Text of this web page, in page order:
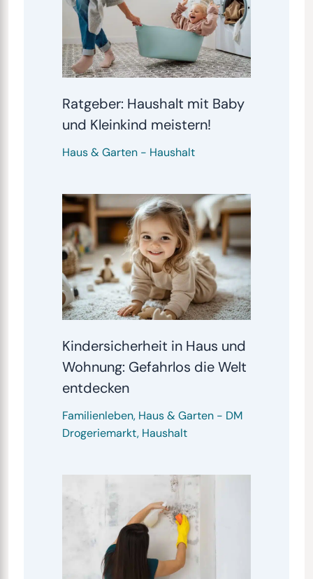
Ratgeber: Haushalt mit Baby
und Kleinkind meistern!
Haus & Garten- Haushalt
Kindersicherheit in Haus und
Wohnung: Gefahrlos die Welt
entdecken
Familienleben, Haus & Garten- DM
Drogeriemarkt, Haushalt